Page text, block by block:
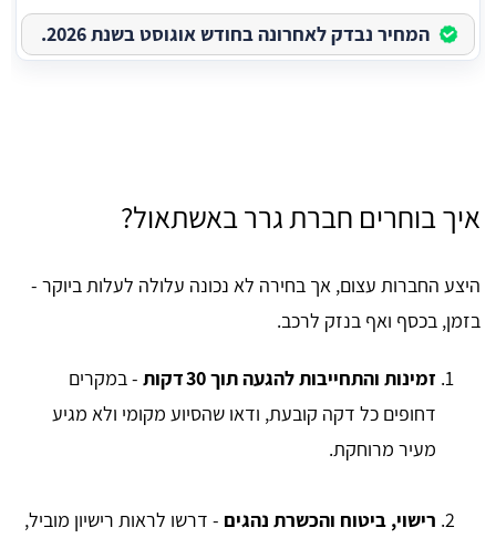
המחיר נבדק לאחרונה בחודש אוגוסט בשנת 2026.
איך בוחרים חברת גרר באשתאול?
היצע החברות עצום, אך בחירה לא נכונה עלולה לעלות ביוקר -
בזמן, בכסף ואף בנזק לרכב.
זמינות והתחייבות להגעה תוך 30 דקות
- במקרים
דחופים כל דקה קובעת, ודאו שהסיוע מקומי ולא מגיע
מעיר מרוחקת.
רישוי, ביטוח והכשרת נהגים - דרשו לראות רישיון מוביל,